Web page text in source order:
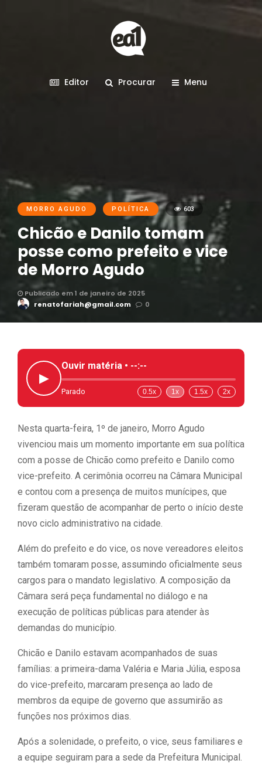
Editor Procurar Menu
MORRO AGUDO POLÍTICA 603
Chicão e Danilo tomam
posse como prefeito e vice
de Morro Agudo
Publicado em 1 de janeiro de 2025
renatofariah@gmail.com
0
▶
Ouvir matéria • --:--
Parado 0.5x 1x 1.5x 2x
Nesta quarta-feira, 1º de janeiro, Morro Agudo
vivenciou mais um momento importante em sua política
com a posse de Chicão como prefeito e Danilo como
vice-prefeito. A cerimônia ocorreu na Câmara Municipal
e contou com a presença de muitos munícipes, que
fizeram questão de acompanhar de perto o início deste
novo ciclo administrativo na cidade.
Além do prefeito e do vice, os nove vereadores eleitos
também tomaram posse, assumindo oficialmente seus
cargos para o mandato legislativo. A composição da
Câmara será peça fundamental no diálogo e na
execução de políticas públicas para atender às
demandas do município.
Chicão e Danilo estavam acompanhados de suas
famílias: a primeira-dama Valéria e Maria Júlia, esposa
do vice-prefeito, marcaram presença ao lado de
membros da equipe de governo que assumirão as
funções nos próximos dias.
Após a solenidade, o prefeito, o vice, seus familiares e
a equipe seguiram para a sede da Prefeitura Municipal.